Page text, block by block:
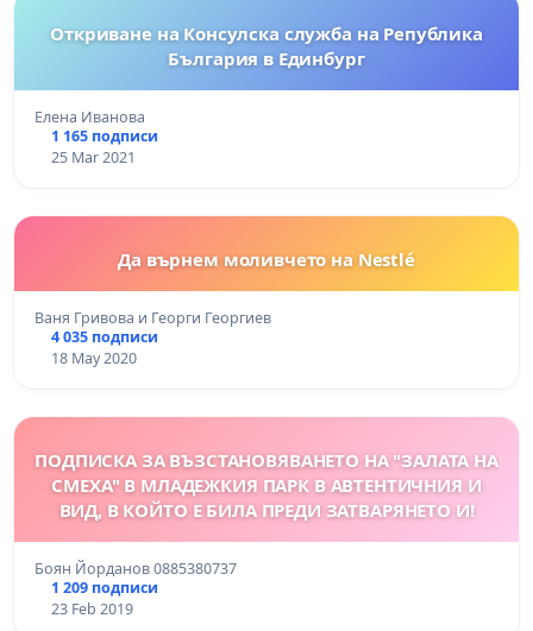
Откриване на Консулска служба на Република
България в Единбург
Елена Иванова
1 165 подписи
25 Mar 2021
Да върнем моливчето на Nestlé
Ваня Гривова и Георги Георгиев
4 035 подписи
18 May 2020
ПОДПИСКА ЗА ВЪЗСТАНОВЯВАНЕТО НА "ЗАЛАТА НА
СМЕХА" В МЛАДЕЖКИЯ ПАРК В АВТЕНТИЧНИЯ И
ВИД, В КОЙТО Е БИЛА ПРЕДИ ЗАТВАРЯНЕТО И!
Боян Йорданов 0885380737
1 209 подписи
23 Feb 2019